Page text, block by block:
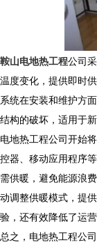
鞍山电地热工程公司
温度变化，提供即时
系统在安装和维护方
结构的破坏，适用于
电地热工程公司开始
控器、移动应用程序
需供暖，避免能源浪
动调整供暖模式，提
验，还有效降低了运
总之，电地热工程公